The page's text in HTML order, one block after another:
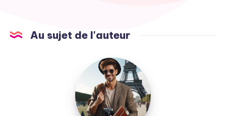
Au sujet de l'auteur
Julien